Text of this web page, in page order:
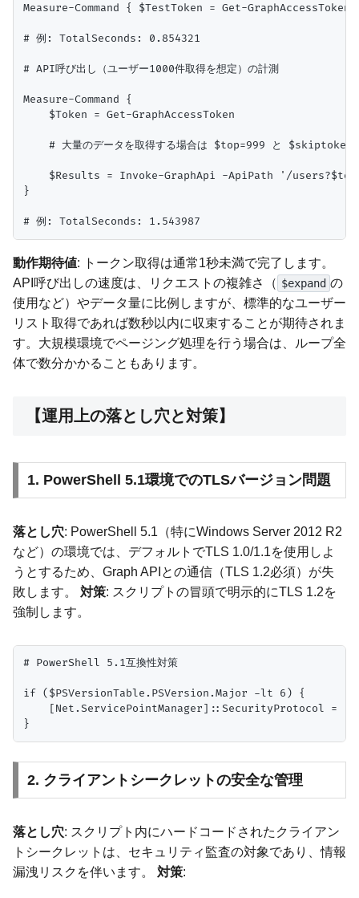
Measure-Command { $TestToken = Get-GraphAccessToken
# 例: TotalSeconds: 0.854321
# API呼び出し（ユーザー1000件取得を想定）の計測
Measure-Command {
    $Token = Get-GraphAccessToken
# 大量のデータを取得する場合は $top=999 と $skiptoken
$Results = Invoke-GraphApi -ApiPath '/
}
動作期待値: トークン取得は通常1秒未満で完了します。
API呼び出しの速度は、リクエストの複雑さ（ $expand の
使用など）やデータ量に比例しますが、標準的なユーザー
リスト取得であれば数秒以内に収束することが期待されま
す。大規模環境でページング処理を行う場合は、ループ全
体で数分かかることもあります。
【運用上の落とし穴と対策】
1. PowerShell 5.1環境でのTLSバージョン問題
落とし穴: PowerShell 5.1（特にWindows Server 2012 R2
など）の環境では、デフォルトでTLS 1.0/1.1を使用しよ
うとするため、Graph APIとの通信（TLS 1.2必須）が失
敗します。 対策: スクリプトの冒頭で明示的にTLS 1.2を
強制します。
# PowerShell 5.1互換性対策
if ($PSVersionTable.PSVersion.Major -lt 6) {
[Net.ServicePointManager]::SecurityProtocol =
2. クライアントシークレットの安全な管理
落とし穴: スクリプト内にハードコードされたクライアン
トシークレットは、セキュリティ監査の対象であり、情報
漏洩リスクを伴います。 対策: